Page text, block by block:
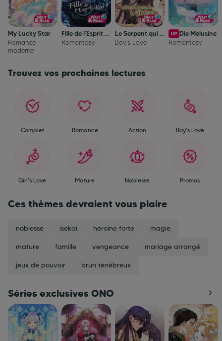
My Lucky Star
Romance
moderne
Fille de l'Esprit Roi !
Romantasy
Le Serpent qui dévora la Grenade
Boy's Love
Die Melusine
Romantasy
Trouvez vos prochaines lectures
Complet Romance Action Boy's Love
Girl's Love Mature Noblesse Promos
Ces thèmes devraient vous plaire
noblesse isekai héroïne forte magie
mature famille vengeance mariage arrangé
jeux de pouvoir brun ténébreux
Séries exclusives ONO